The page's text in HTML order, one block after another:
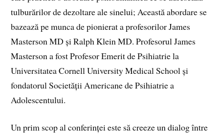
tulburărilor de dezoltare ale sinelui; Această abordare se
bazează pe munca de pionierat a profesorilor James
Masterson MD și Ralph Klein MD. Profesorul James
Masterson a fost Profesor Emerit de Psihiatrie la
Universitatea Cornell University Medical School și
fondatorul Societății Americane de Psihiatrie a
Adolescentului.
Un prim scop al conferinței este să creeze un dialog între